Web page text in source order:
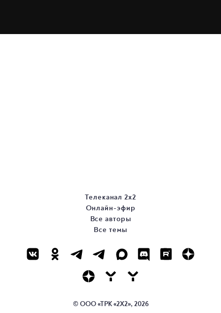
Телеканал 2х2
Онлайн-эфир
Все авторы
Все темы
© ООО «ТРК «2Х2», 2026